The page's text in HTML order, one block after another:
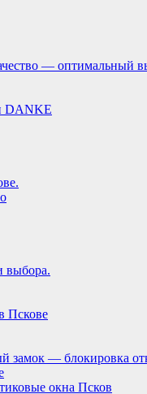
— оптимальный
DANKE
выбора.
Пскове
замок — блокировка
окна Псков